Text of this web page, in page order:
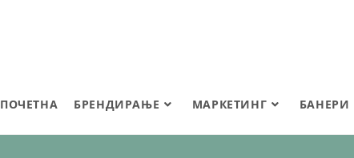
ПОЧЕТНА БРЕНДИРАЊЕ МАРКЕТИНГ БАНЕРИ